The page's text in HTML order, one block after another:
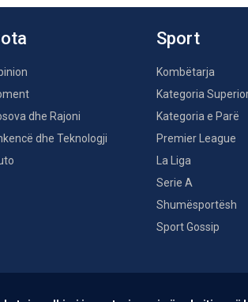
dhe Rajoni
dhe Teknologji
Sport
Kombëtarja
Kategoria
Kategoria e Parë
Premier League
La Liga
Serie A
Shumësportësh
Sport Gossip